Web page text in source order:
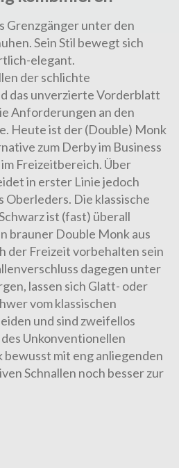
Grenzgänger unter den
Sein Stil bewegt sich
elegant.
der schlichte
das unverzierte Vorderblatt
Anforderungen an den
Heute ist der (Double) Monk
zum Derby im Business
Freizeitbereich. Über
in erster Linie jedoch
Oberleders. Die klassische
ist (fast) überall
brauner Double Monk aus
der Freizeit vorbehalten sein
dagegen unter
lassen sich Glatt- oder
vom klassischen
und sind zweifellos
Unkonventionellen
mit eng anliegenden
Schnallen noch besser zur